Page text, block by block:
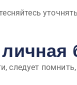
следует